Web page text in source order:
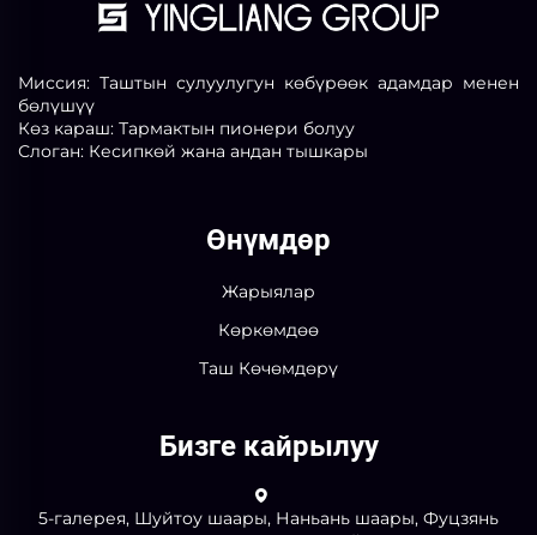
Миссия: Таштын сулуулугун көбүрөөк адамдар менен
бөлүшүү
Көз караш: Тармактын пионери болуу
Слоган: Кесипкөй жана андан тышкары
Өнүмдөр
Жарыялар
Көркөмдөө
Таш Көчөмдөрү
Бизге кайрылуу
5-галерея, Шуйтоу шаары, Наньань шаары, Фуцзянь